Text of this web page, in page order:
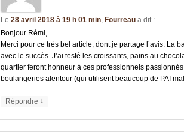
Le 28 avril 2018 à 19 h 01 min, Fourreau a dit :
Bonjour Rémi,
Merci pour ce très bel article, dont je partage l’avis. La
avec le succès. J’ai testé les croissants, pains au
quartier feront honneur à ces professionnels
boulangeries alentour (qui utilisent beaucoup de PAI
Répondre ↓